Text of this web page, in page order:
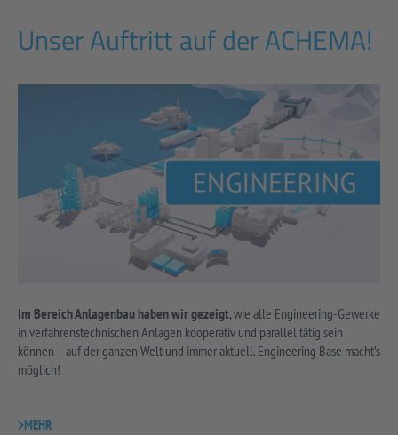
Unser Auftritt auf der ACHEMA!
Im Bereich Anlagenbau haben wir gezeigt, wie alle Engineering-Gewerke
in verfahrenstechnischen Anlagen kooperativ und parallel tätig sein
können – auf der ganzen Welt und immer aktuell. Engineering Base macht’s
möglich!
MEHR